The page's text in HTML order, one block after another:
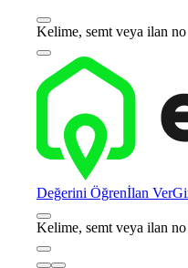
Kelime, semt veya ilan
Değerini Öğrenİlan Ver
Kelime, semt veya ilan